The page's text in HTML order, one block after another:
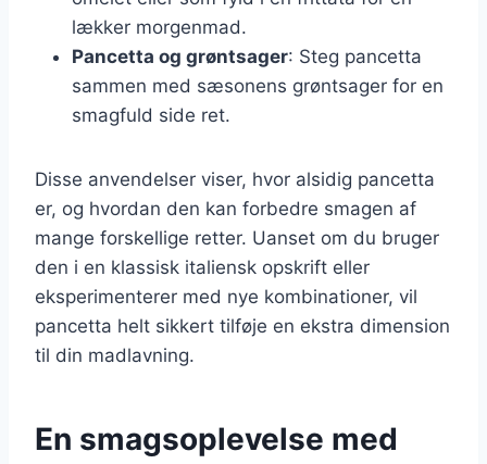
lækker morgenmad.
Pancetta og grøntsager: Steg pancetta
sammen med sæsonens grøntsager for en
smagfuld side ret.
Disse anvendelser viser, hvor alsidig pancetta
er, og hvordan den kan forbedre smagen af
mange forskellige retter. Uanset om du bruger
den i en klassisk italiensk opskrift eller
eksperimenterer med nye kombinationer, vil
pancetta helt sikkert tilføje en ekstra dimension
til din madlavning.
En smagsoplevelse med